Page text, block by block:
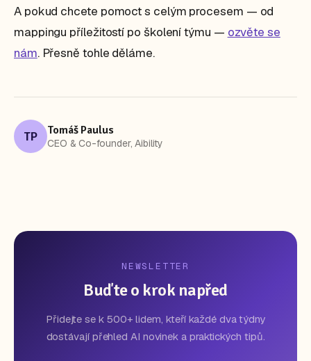
A pokud chcete pomoct s celým procesem — od
mappingu příležitostí po školení týmu — ozvěte se
nám. Přesně tohle děláme.
TP Tomáš Paulus
CEO & Co-founder, Aibility
NEWSLETTER
Buďte o krok napřed
Přidejte se k 500+ lidem, kteří každé dva týdny
dostávají přehled AI novinek a praktických tipů.